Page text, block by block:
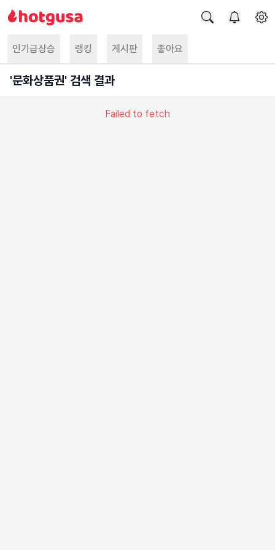
인기급상승 랭킹 게시판 좋아요
'문화상품권' 검색 결과
Failed to fetch